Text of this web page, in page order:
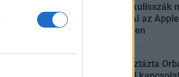
08:30
Titkos háború a kulisszák
reagált az OpenAI az
mérnökök ügyében
Energiakrízis: tisztázta